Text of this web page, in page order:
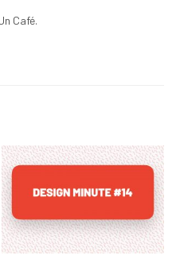
Café.